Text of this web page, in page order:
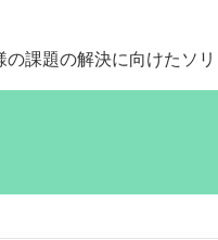
課題の解決に向けたソリ